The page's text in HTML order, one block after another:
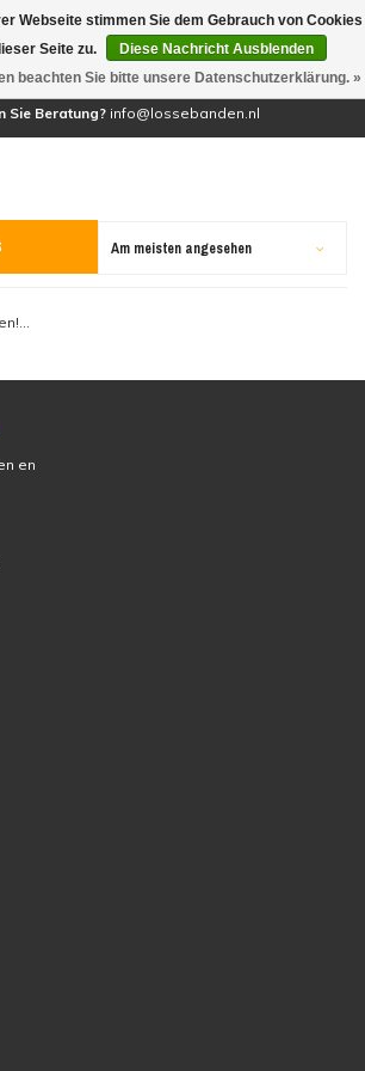
(0)
Sie Beratung? info@lossebanden.nl
Am meisten angesehen
en
Webseite stimmen Sie dem Gebrauch von Cookies
Seite zu.
Diese Nachricht Ausblenden
beachten Sie bitte unsere Datenschutzerklärung. »